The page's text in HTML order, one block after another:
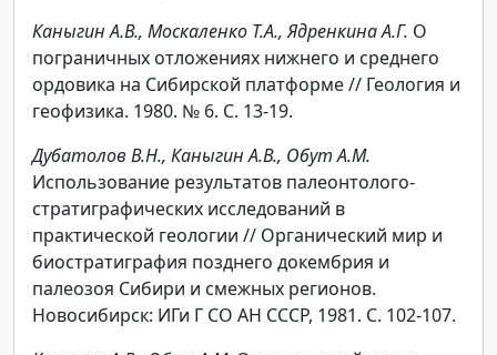
Каныгин А.В., Москаленко Т.А., Ядренкина А.Г. О
пограничных отложениях нижнего и среднего
ордовика на Сибирской платформе // Геология и
геофизика. 1980. № 6. С. 13-19.
Дубатолов В.Н., Каныгин А.В., Обут А.М.
Использование результатов палеонтолого-
стратиграфических исследований в
практической геологии // Органический мир и
биостратиграфия позднего докембрия и
палеозоя Сибири и смежных регионов.
Новосибирск: ИГи Г СО АН СССР, 1981. С. 102-107.